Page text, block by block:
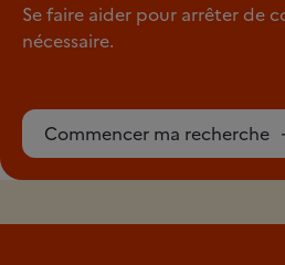
Se faire aider pour arrêter de
nécessaire.
Commencer ma recherche